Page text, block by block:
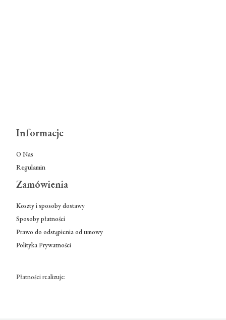
Informacje
O Nas
Regulamin
Zamówienia
Koszty i sposoby dostawy
Sposoby płatności
Prawo do odstąpienia od umowy
Polityka Prywatności
Płatności realizuje: